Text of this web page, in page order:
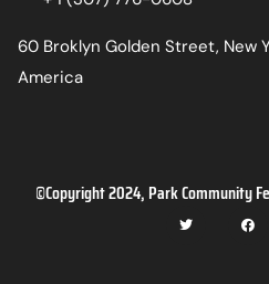
60 Broklyn Golden Street, New
America
©Copyright 2024, Park Community